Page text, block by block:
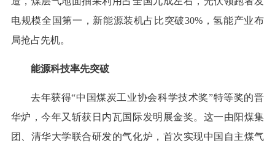
电规模全国第一，新能源装机占比突破30%，氢能产业布
局抢占先机。
能源科技率先突破
去年获得“中国煤炭工业协会科学技术奖”特等奖的晋
华炉，今年又斩获日内瓦国际发明展金奖。这一由阳煤集
团、清华大学联合研发的气化炉，首次实现中国自主煤气